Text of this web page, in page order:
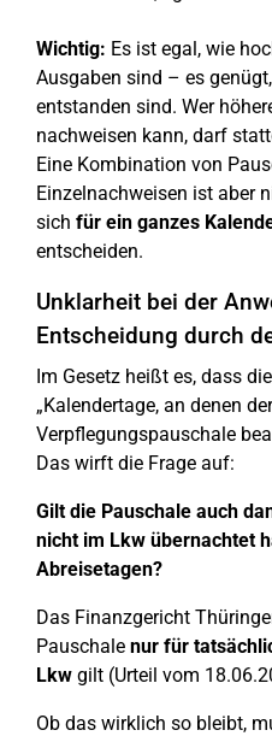
Wichtig: Es ist egal, wie
Ausgaben sind – es
entstanden sind. Wer
nachweisen kann, darf
Eine Kombination von
Einzelnachweisen ist aber
sich für ein ganzes
entscheiden.
Unklarheit bei der
Entscheidung durch
Im Gesetz heißt es, dass
„Kalendertage, an denen
Verpflegungspauschale
Das wirft die Frage auf:
Gilt die Pauschale auch
nicht im Lkw übernachtet
Abreisetagen?
Das Finanzgericht
Pauschale nur für
Lkw gilt (Urteil vom
Ob das wirklich so bleibt,